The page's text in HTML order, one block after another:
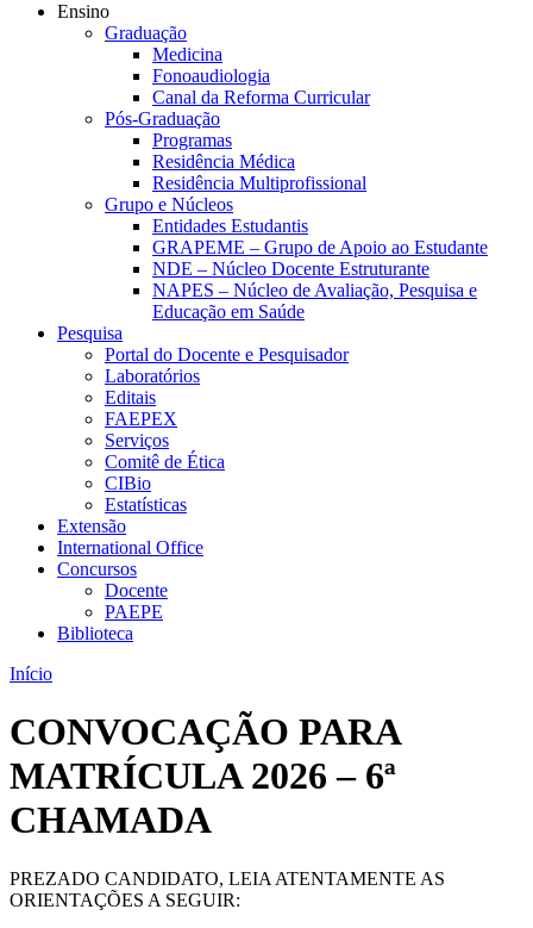
Ensino
Graduação
Medicina
Fonoaudiologia
Canal da Reforma Curricular
Pós-Graduação
Programas
Residência Médica
Residência Multiprofissional
Grupo e Núcleos
Entidades Estudantis
GRAPEME – Grupo de Apoio ao Estudante
NDE – Núcleo Docente Estruturante
NAPES – Núcleo de Avaliação, Pesquisa e
Educação em Saúde
Pesquisa
Portal do Docente e Pesquisador
Laboratórios
Editais
FAEPEX
Serviços
Comitê de Ética
CIBio
Estatísticas
Extensão
International Office
Concursos
Docente
PAEPE
Biblioteca
Início
CONVOCAÇÃO PARA
MATRÍCULA 2026 – 6ª
CHAMADA
PREZADO CANDIDATO, LEIA ATENTAMENTE AS
ORIENTAÇÕES A SEGUIR: